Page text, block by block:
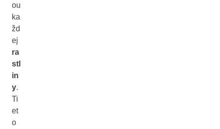
ou
ka
žd
ej
ra
stl
in
y.
Ti
et
o